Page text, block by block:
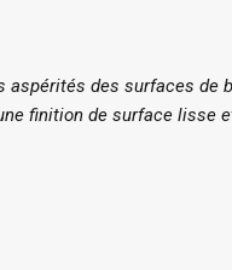
des surfaces de
finition de surface lisse